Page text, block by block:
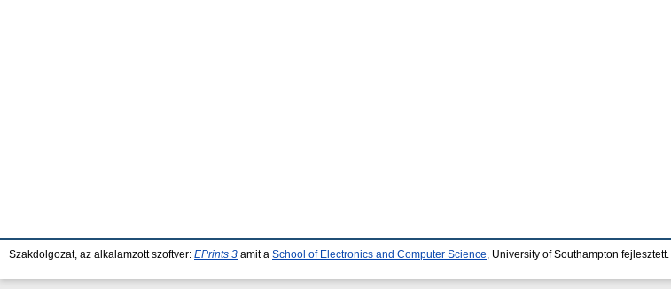
Szakdolgozat, az alkalamzott szoftver: EPrints 3 amit a School of Electronics and Computer Science , University of Southampton fejlesztett.